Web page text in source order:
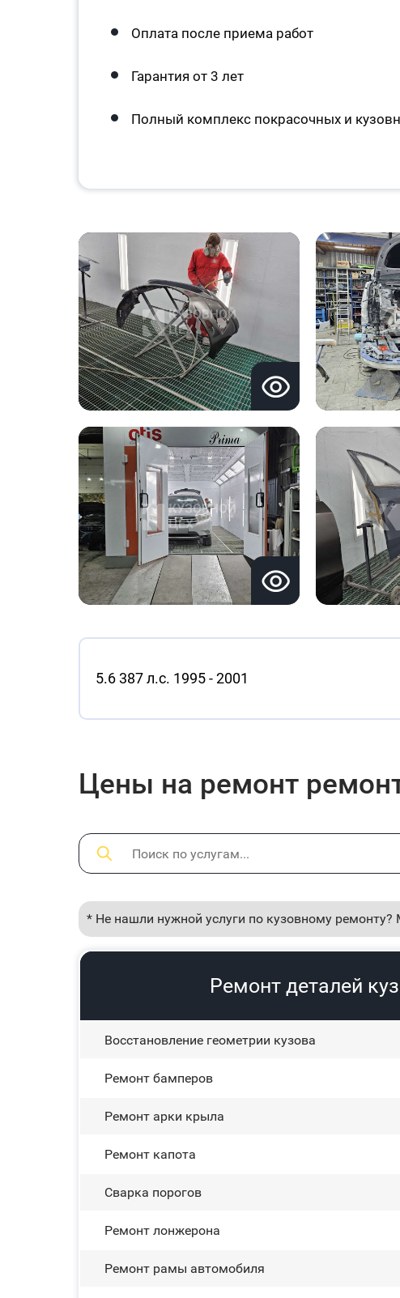
Оплата после приема работ
Гарантия от 3 лет
Полный комплекс покрасочных и
5.6 387 л.с. 1995 - 2001
Цены на ремонт
* Не нашли нужной услуги по кузовному
Ремонт деталей
Восстановление геометрии кузова
Ремонт бамперов
Ремонт арки крыла
Ремонт капота
Сварка порогов
Ремонт лонжерона
Ремонт рамы автомобиля